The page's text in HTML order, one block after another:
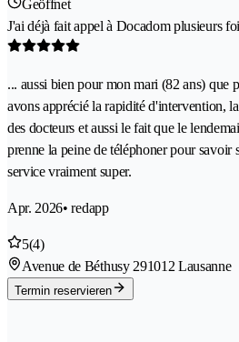
Geöffnet
J'ai déjà fait appel à Docadom plusieurs
... aussi bien pour mon mari (82 ans) que
avons apprécié la rapidité d'intervention,
des docteurs et aussi le fait que le
prenne la peine de téléphoner pour savoir
service vraiment super.
Apr. 2026• redapp
5(4)
Avenue de Béthusy 291012 Lausanne
Termin reservieren